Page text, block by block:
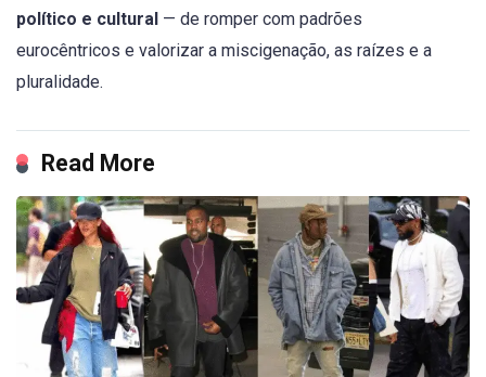
político e cultural — de romper com padrões
eurocêntricos e valorizar a miscigenação, as raízes e a
pluralidade.
Read More